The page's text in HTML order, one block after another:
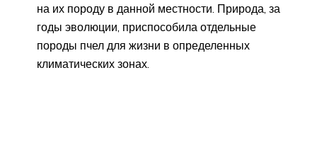
на их породу в данной местности. Природа, за
годы эволюции, приспособила отдельные
породы пчел для жизни в определенных
климатических зонах.